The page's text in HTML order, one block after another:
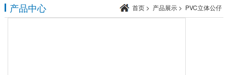
产品中心 首页 > 产品展示 > PVC立体公仔